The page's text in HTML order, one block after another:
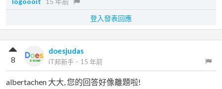
登入發表回應
doesjudas
iT邦新手 ． 15 年前
8
albertachen 大大, 您的回答好像離題啦!